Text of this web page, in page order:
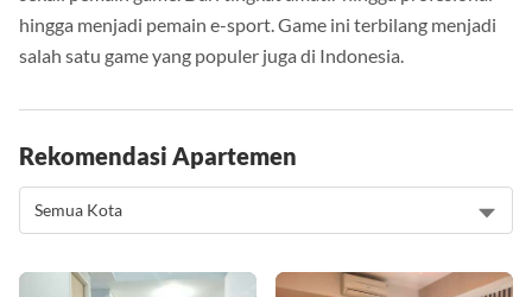
hingga menjadi pemain e-sport. Game ini terbilang menjadi
salah satu game yang populer juga di Indonesia.
Rekomendasi Apartemen